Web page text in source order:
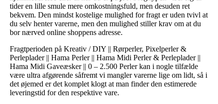
tider en lille smule mere omkostningsfuld, men desuden ret
bekvem. Den mindst kostelige mulighed for fragt er uden tvivl at
du selv henter varerne, men den mulighed stiller krav om at du
bor nærved online shoppens adresse.
Fragtperioden på Kreativ / DIY || Rørperler, Pixelperler &
Perleplader || Hama Perler || Hama Midi Perler & Perleplader ||
Hama Midi Gaveæsker || 0 – 2.500 Perler kan i nogle tilfælde
være ultra afgørende såfremt vi mangler varerne lige om lidt, så i
det øjemed er det komplet klogt at man finder den estimerede
leveringstid for den respektive vare.